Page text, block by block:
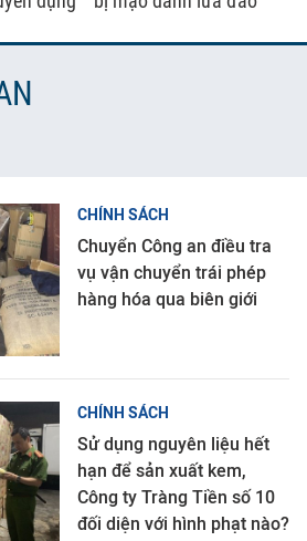
CHÍNH SÁCH
Chuyển Công an điều tra
vụ vận chuyển trái phép
hàng hóa qua biên giới
CHÍNH SÁCH
Sử dụng nguyên liệu hết
hạn để sản xuất kem,
Công ty Tràng Tiền số 10
đối diện với hình phạt nào?